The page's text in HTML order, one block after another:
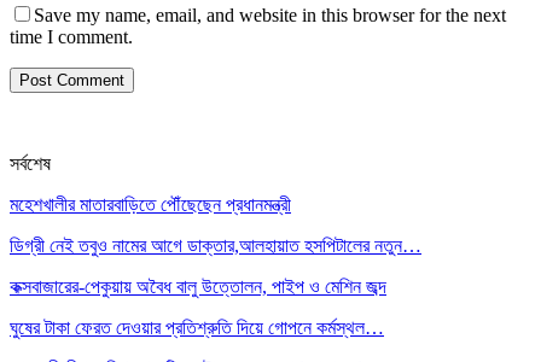
Save my name, email, and website in this browser for the next
time I comment.
সর্বশেষ
মহেশখালীর মাতারবাড়িতে পৌঁছেছেন প্রধানমন্ত্রী
ডিগ্রী নেই তবুও নামের আগে ডাক্তার,আলহায়াত হসপিটালের নতুন…
কক্সবাজারের-পেকুয়ায় অবৈধ বালু উত্তোলন, পাইপ ও মেশিন জব্দ
ঘুষের টাকা ফেরত দেওয়ার প্রতিশ্রুতি দিয়ে গোপনে কর্মস্থল…